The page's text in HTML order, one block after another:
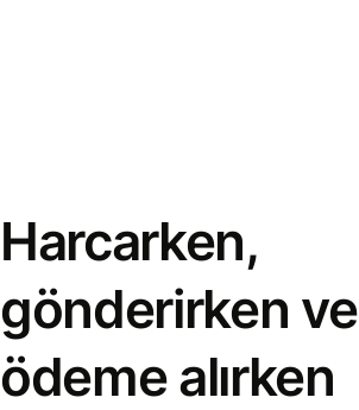
Harcarken,
gönderirken ve
ödeme alırken